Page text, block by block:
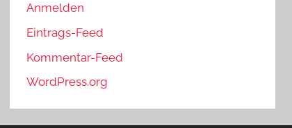
Anmelden
Eintrags-Feed
Kommentar-Feed
WordPress.org